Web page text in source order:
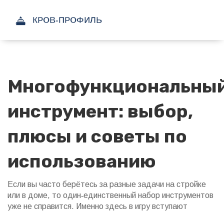
инструмент: выбор,
плюсы и советы по
использованию
Если вы часто берётесь за разные задачи на стройке
или в доме, то один‑единственный набор инструментов
уже не справится. Именно здесь в игру вступают